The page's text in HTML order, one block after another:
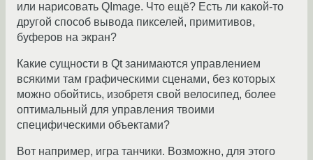
или нарисовать QImage. Что ещё? Есть ли какой-то
другой способ вывода пикселей, примитивов,
буферов на экран?
Какие сущности в Qt занимаются управлением
всякими там графическими сценами, без которых
можно обойтись, изобретя свой велосипед, более
оптимальный для управления твоими
специфическими объектами?
Вот например, игра танчики. Возможно, для этого